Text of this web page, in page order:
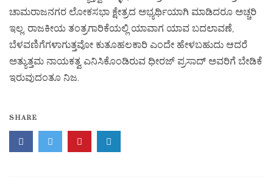
ಚಾಮರಾಜನಗರ ಲೋಕಸಭಾ ಕ್ಷೇತ್ರದ ಅಭ್ಯರ್ಥಿಯಾಗಿ ಮಾಡಿದರೂ ಅಚ್ಚರಿ
ಇಲ್ಲ. ರಾಜಕೀಯ ತಂತ್ರಗಾರಿಕೆಯಲ್ಲಿ ಯಾವಾಗ ಯಾವ ಬದಲಾವಣೆ,
ಬೆಳವಣಿಗೆಗಳಾಗುತ್ತವೋ ಕುತೂಹಲಕಾರಿ ಎಂದೇ ಹೇಳಬಹುದು ಆದರೆ
ಅತ್ಯುತ್ತಮ ನಾಯಕತ್ವ ಎನಿಸಿಕೊಂಡಿರುವ ಧೀರಜ್ ಪ್ರಸಾದ್ ಅವರಿಗೆ ಬೇಡಿಕೆ
ಇರುವುದಂತೂ ನಿಜ.
SHARE